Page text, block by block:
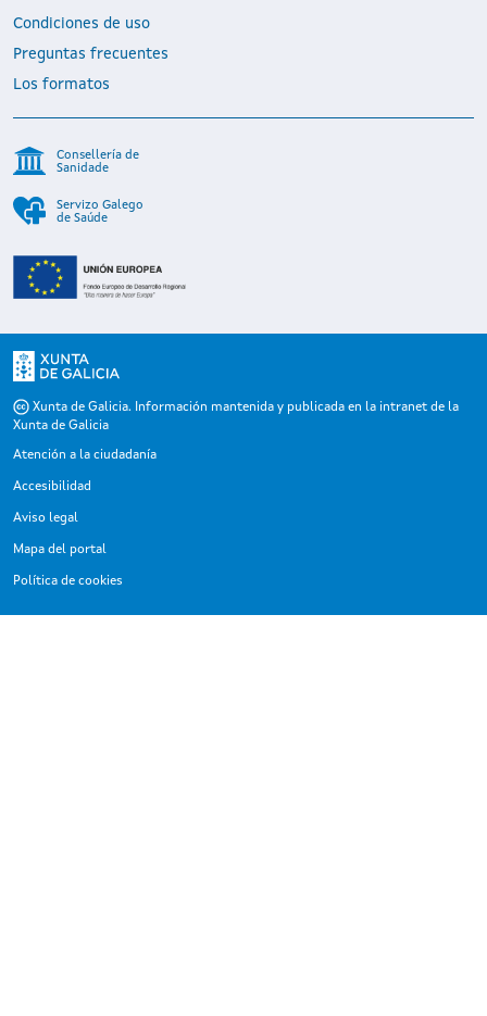
Condiciones de uso
Preguntas frecuentes
Los formatos
Consellería de
Sanidade
Servizo Galego
de Saúde
Xunta de Galicia. Información mantenida y publicada en la intranet de la
Xunta de Galicia
Atención a la ciudadanía
Accesibilidad
Aviso legal
Mapa del portal
Política de cookies